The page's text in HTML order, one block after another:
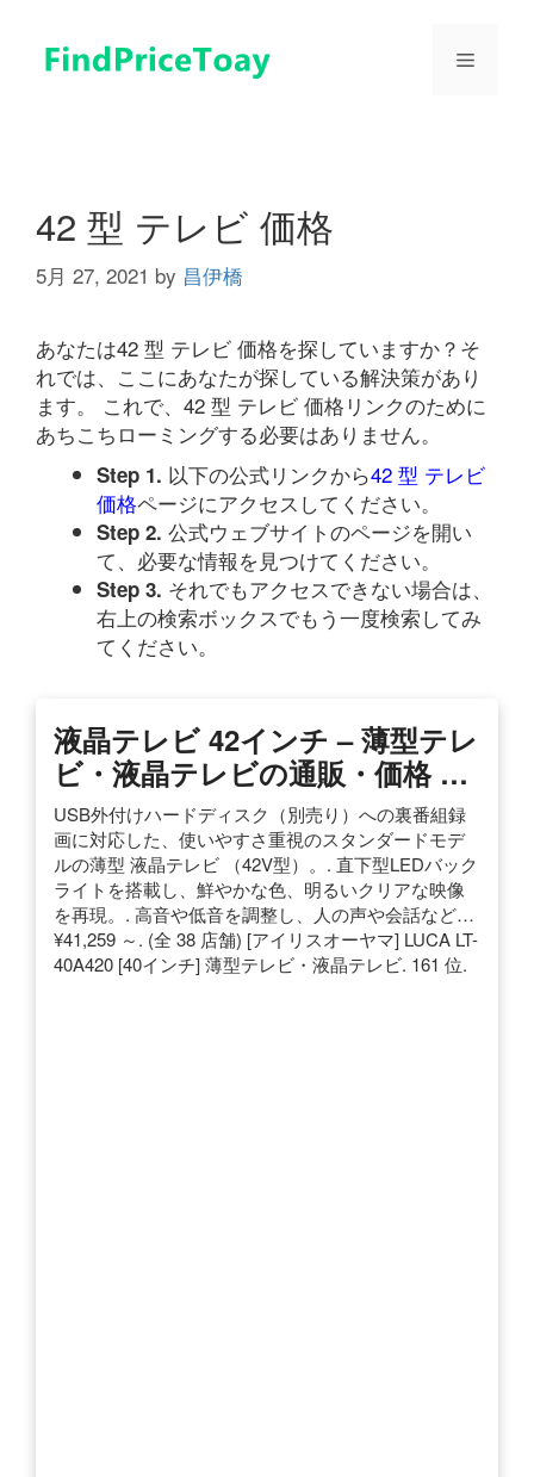
メ
42 型 テレビ 価格
5月 27, 2021 by 昌伊橋
あなたは42 型 テレビ 価格を探していますか？そ
れでは、ここにあなたが探している解決策があり
ます。 これで、42 型 テレビ 価格リンクのために
あちこちローミングする必要はありません。
Step 1. 以下の公式リンクから42 型 テレビ
価格ページにアクセスしてください。
Step 2. 公式ウェブサイトのページを開い
て、必要な情報を見つけてください。
Step 3. それでもアクセスできない場合は、
右上の検索ボックスでもう一度検索してみ
てください。
液晶テレビ 42インチ – 薄型テレ
ビ・液晶テレビの通販・価格 …
USB外付けハードディスク（別売り）への裏番組録
画に対応した、使いやすさ重視のスタンダードモデ
ルの薄型 液晶テレビ （42V型）。. 直下型LEDバック
ライトを搭載し、鮮やかな色、明るいクリアな映像
を再現。. 高音や低音を調整し、人の声や会話など…
¥41,259 ～. (全 38 店舗) [アイリスオーヤマ] LUCA LT-
40A420 [40インチ] 薄型テレビ・液晶テレビ. 161 位.